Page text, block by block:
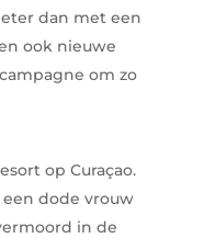
dan met een
ook nieuwe
om zo
op Curaçao.
dode vrouw
in de